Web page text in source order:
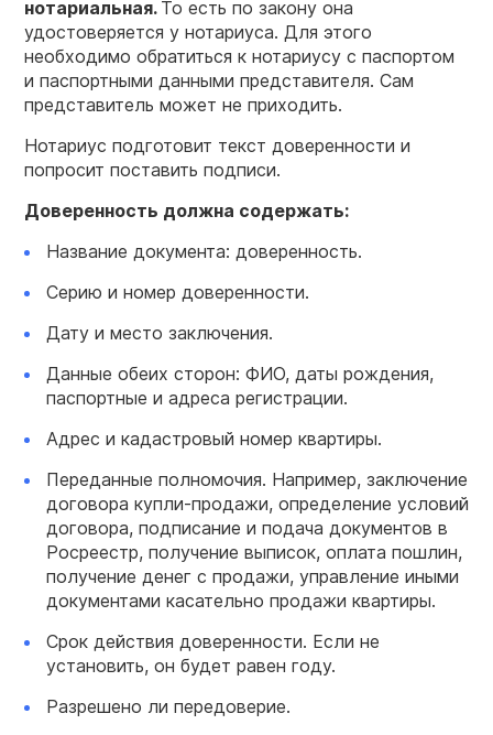
нотариальная. То есть по закону она
удостоверяется у нотариуса. Для этого
необходимо обратиться к нотариусу с паспортом
и паспортными данными представителя. Сам
представитель может не приходить.
Нотариус подготовит текст доверенности и
попросит поставить подписи.
Доверенность должна содержать:
Название документа: доверенность.
Серию и номер доверенности.
Дату и место заключения.
Данные обеих сторон: ФИО, даты рождения,
паспортные и адреса регистрации.
Адрес и кадастровый номер квартиры.
Переданные полномочия. Например, заключение
договора купли-продажи, определение условий
договора, подписание и подача документов в
Росреестр, получение выписок, оплата пошлин,
получение денег с продажи, управление иными
документами касательно продажи квартиры.
Срок действия доверенности. Если не
установить, он будет равен году.
Разрешено ли передоверие.